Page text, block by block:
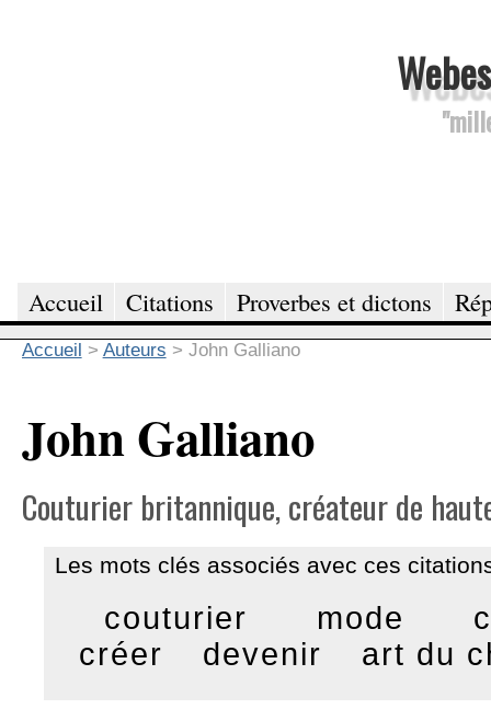
Accueil Citations Proverbes et dictons
Accueil > Auteurs > John Galliano
John Galliano
Couturier britannique, créateur de
Les mots clés associés avec ces
couturier mode
créer
devenir art du